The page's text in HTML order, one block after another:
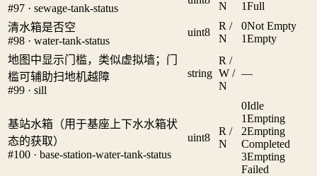
#97 · sewage-tank-status
N 1Full
清水箱是否空
#98 · water-tank-status
uint8
R /
N
0Not Empty
1Empty
地图中显示门槛，类似虚拟墙；门
槛可辅助扫地机越障
#99 · sill
string
R /
W /
N
—
基站水箱（用于基座上下水水箱状
态的获取）
#100 · base-station-water-tank-status
uint8
R /
N
0Idle
1Empting
2Empting
Completed
3Empting
Failed